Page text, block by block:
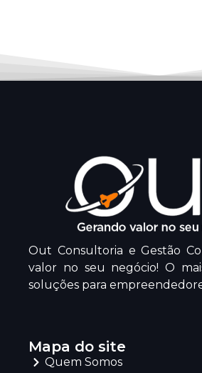
Out Consultoria e Gestão
valor no seu negócio! O
soluções para
Mapa do site
Quem Somos